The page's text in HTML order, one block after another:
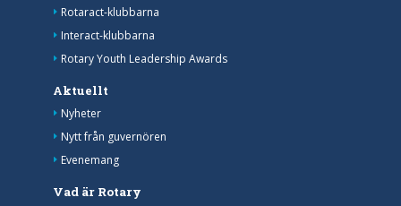
Rotaract-klubbarna
Interact-klubbarna
Rotary Youth Leadership Awards
Aktuellt
Nyheter
Nytt från guvernören
Evenemang
Vad är Rotary